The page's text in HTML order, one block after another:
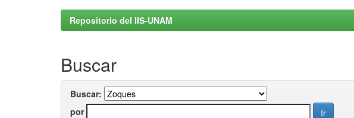
Repositorio del IIS-UNAM
Buscar
Buscar:
por